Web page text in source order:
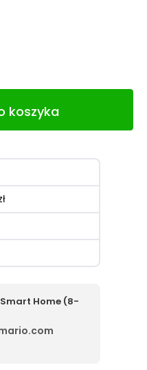
koszyka
Home (8-